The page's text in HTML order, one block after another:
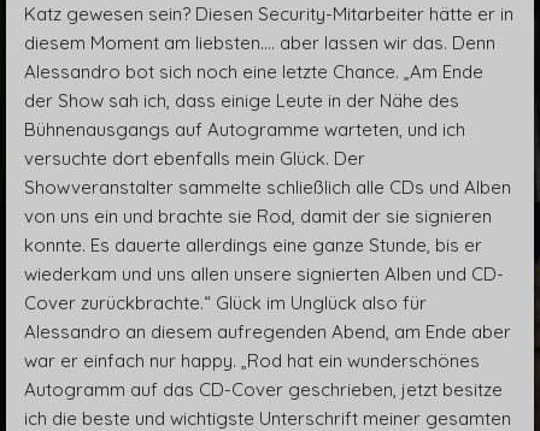
Katz gewesen sein? Diesen Security-Mitarbeiter hätte er in
diesem Moment am liebsten.... aber lassen wir das. Denn
Alessandro bot sich noch eine letzte Chance. „Am Ende
der Show sah ich, dass einige Leute in der Nähe des
Bühnenausgangs auf Autogramme warteten, und ich
versuchte dort ebenfalls mein Glück. Der
Showveranstalter sammelte schließlich alle CDs und Alben
von uns ein und brachte sie Rod, damit der sie signieren
konnte. Es dauerte allerdings eine ganze Stunde, bis er
wiederkam und uns allen unsere signierten Alben und CD-
Cover zurückbrachte.“ Glück im Unglück also für
Alessandro an diesem aufregenden Abend, am Ende aber
war er einfach nur happy. „Rod hat ein wunderschönes
Autogramm auf das CD-Cover geschrieben, jetzt besitze
ich die beste und wichtigste Unterschrift meiner gesamten